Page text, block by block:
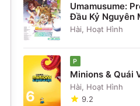
5
Umamusume:
Đầu Kỷ Nguyên
Hài, Hoạt Hình
6
P
Minions & Quái
Hài, Hoạt Hình
9.2